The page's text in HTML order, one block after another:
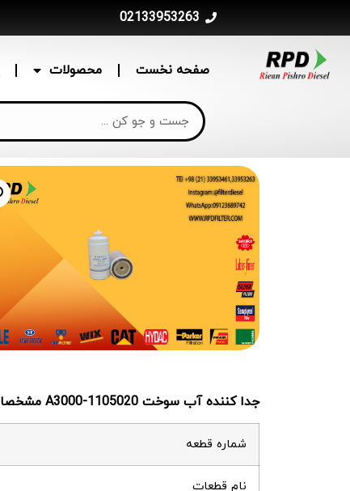
02133953263
صفحه نخست محصولات
جدا کننده آب سوخت A3000-1105020 مشخصات فنی
شماره قطعه
نام قطعات